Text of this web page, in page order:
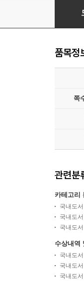
최소한
품목정
쪽
관련분
카테고리
국내도서
국내도서
국내도서
수상내역
국내도서
국내도서
국내도서